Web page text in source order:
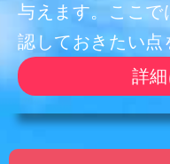
与えます。ここで
認しておきたい点
詳